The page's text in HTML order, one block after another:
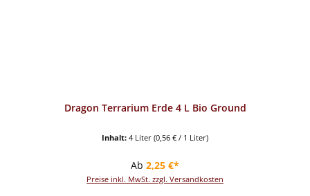
Dragon Terrarium Erde 4 L Bio Ground
Inhalt: 4 Liter (0,56 € / 1 Liter)
Regulärer Preis:
Ab 2,25 €*
Preise inkl. MwSt. zzgl. Versandkosten